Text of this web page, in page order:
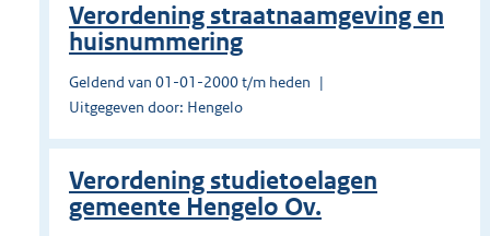
Verordening straatnaamgeving en
huisnummering
Geldend van 01-01-2000 t/m heden
Uitgegeven door: Hengelo
Verordening studietoelagen
gemeente Hengelo Ov.